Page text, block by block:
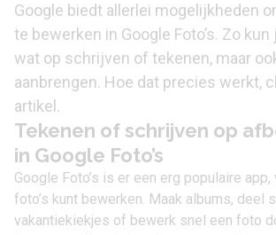
Google biedt allerlei mogelijkheden
te bewerken in Google Foto’s. Zo
wat op schrijven of tekenen, maar
aanbrengen. Hoe dat precies werkt,
artikel.
Tekenen of schrijven op
in Google Foto’s
Google Foto’s is er een erg populaire app,
foto’s kunt bewerken. Maak albums, deel
vakantiekiekjes of bewerk snel een foto